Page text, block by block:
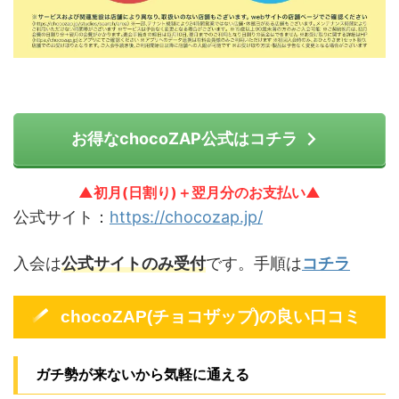
お得なchocoZAP公式はコチラ
▲初月(日割り)＋翌月分のお支払い▲
公式サイト： https://chocozap.jp/
入会は公式サイトのみ受付です。手順はコチラ
chocoZAP(チョコザップ)の良い口コミ
ガチ勢が来ないから気軽に通える